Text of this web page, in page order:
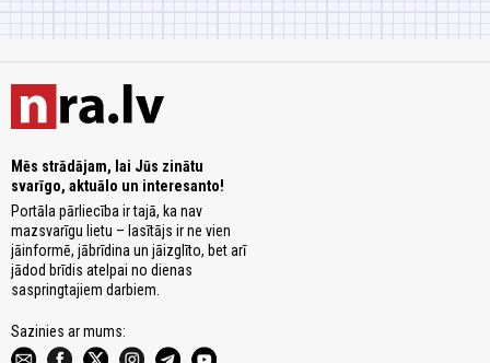
Mēs strādājam, lai Jūs zinātu
svarīgo, aktuālo un interesanto!
Portāla pārliecība ir tajā, ka nav
mazsvarīgu lietu – lasītājs ir ne vien
jāinformē, jābrīdina un jāizglīto, bet arī
jādod brīdis atelpai no dienas
saspringtajiem darbiem.
Sazinies ar mums: